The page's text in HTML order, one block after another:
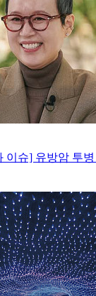
이슈] 유방암 투